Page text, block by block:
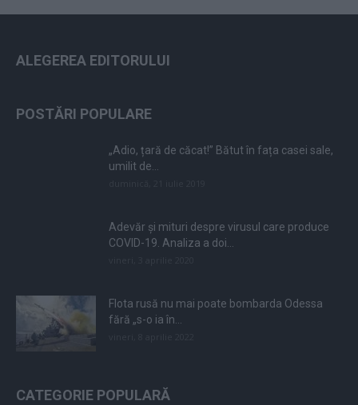
ALEGEREA EDITORULUI
POSTĂRI POPULARE
„Adio, țară de căcat!” Bătut în fața casei sale,
umilit de...
Adevăr și mituri despre virusul care produce
COVID-19. Analiza a doi...
Flota rusă nu mai poate bombarda Odessa
fără „s-o ia în...
CATEGORIE POPULARĂ